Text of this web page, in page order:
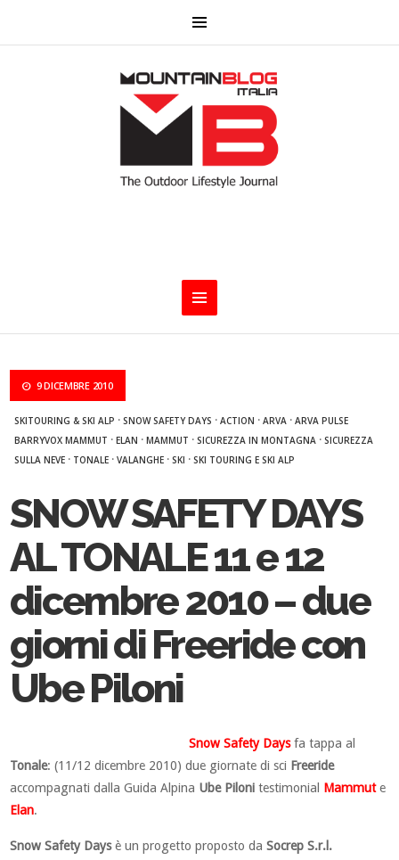
9 DICEMBRE 2010
SKITOURING & SKI ALP ·SNOW SAFETY DAYS ·ACTION ·ARVA ·ARVA PULSE
BARRYVOX MAMMUT ·ELAN ·MAMMUT ·SICUREZZA IN MONTAGNA ·SICUREZZA
SULLA NEVE · TONALE ·VALANGHE ·SKI ·SKI TOURING E SKI ALP
SNOW SAFETY DAYS
AL TONALE 11 e 12
dicembre 2010 – due
giorni di Freeride con
Ube Piloni
Snow Safety Daysfa tappa al
Tonale: (11/12 dicembre 2010) due giornate di sci Freeride
accompagnati dalla Guida Alpina Ube Piloni testimonial Mammute
Elan.
Snow Safety Daysè un progetto proposto daSocrep S.r.l.